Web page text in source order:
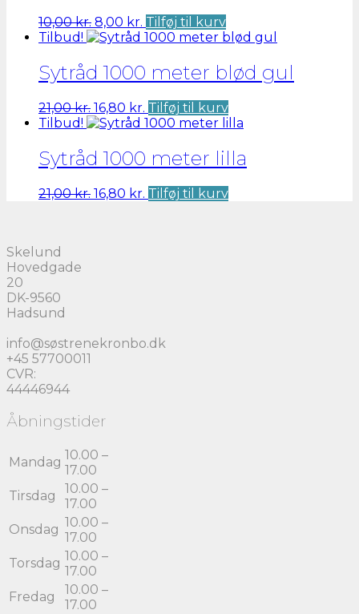
10,00kr. Den
oprindelige
var:
10,00 kr..
8,00 kr. Den
aktuelle
er:
8,00 kr..
Tilføj til kurv
Tilbud!
Sytråd 1000 meter blød gul
21,00kr. Den
oprindelige
var:
21,00 kr..
16,80 kr. Den
aktuelle
er:
16,80 kr..
Tilføj til kurv
Tilbud!
Sytråd 1000 meter lilla
21,00kr. Den
16,80 kr. Den
Tilføj til kurv
Skelund
Hovedgade
20
DK-9560
Hadsund
info@søstrenekronbo.dk
+45 57700011
CVR:
44446944
Åbningstider
Mandag 10.00 –
17.00
Tirsdag
10.00 –
17.00
Onsdag 10.00 –
17.00
Torsdag 10.00 –
17.00
Fredag
10.00 –
17.00